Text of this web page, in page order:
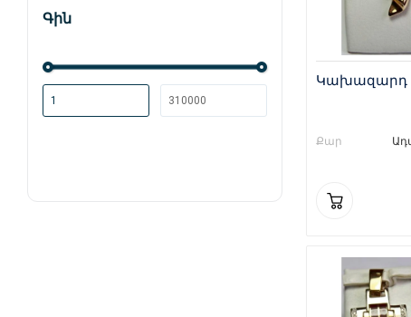
Գին
Կախազարդ
Քար